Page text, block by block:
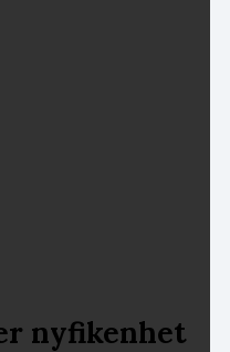
nyfikenhet